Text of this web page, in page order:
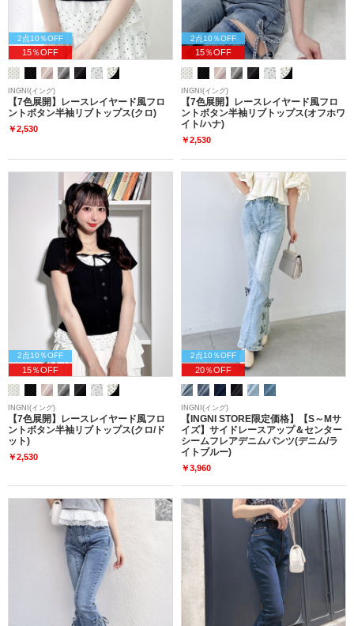
2点10％OFF
15％OFF
INGNI(イング)
【7色展開】レースレイヤード風フロ
ントボタン半袖リブトップス(クロ)
￥2,530
2点10％OFF
15％OFF
INGNI(イング)
【7色展開】レースレイヤード風フロ
ントボタン半袖リブトップス(オフホワ
イト/ハナ)
￥2,530
2点10％OFF
15％OFF
INGNI(イング)
【7色展開】レースレイヤード風フロ
ントボタン半袖リブトップス(クロ/ド
ット)
￥2,530
2点10％OFF
20％OFF
INGNI(イング)
【INGNI STORE限定価格】【S～Mサ
イズ】サイドレースアップ＆センター
シームフレアデニムパンツ(デニム/ラ
イトブルー)
￥3,960